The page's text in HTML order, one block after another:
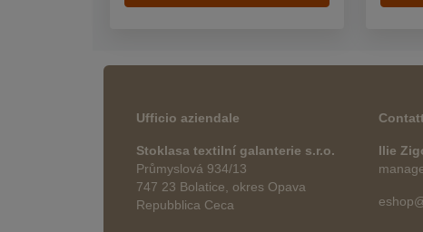
Ufficio aziendale
Stoklasa textilní galanterie s.r.o.
Průmyslová 934/13
747 23 Bolatice, okres Opava
Repubblica Ceca
Ilie